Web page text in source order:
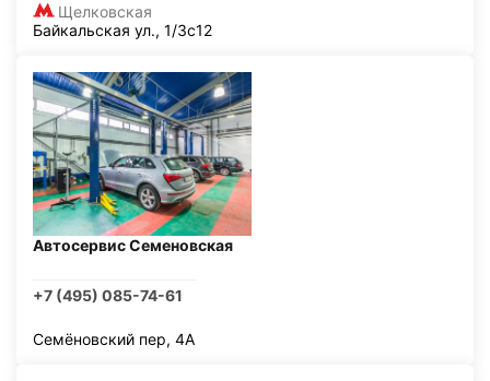
Щелковская
Байкальская ул., 1/3с12
Автосервис Семеновская
+7 (495) 085-74-61
Семёновский пер, 4А